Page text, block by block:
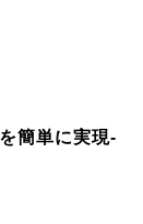
簡単に実現-